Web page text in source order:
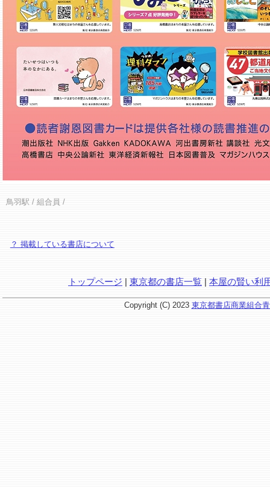
鳥羽駅 / 組合員 /
？ 掲載している書店について
トップページ | 東京都の書店一覧 | 本屋の賢い利
Copyright (C) 2023 東京都書店商業組合